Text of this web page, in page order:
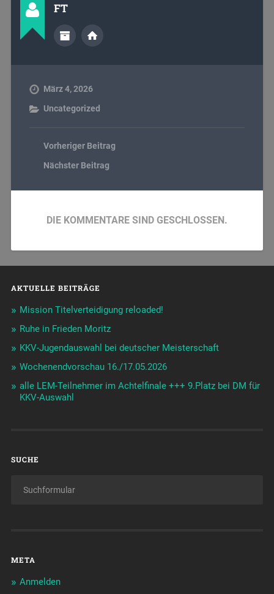
FT
März 4, 2026
Uncategorized
Vorheriger Beitrag
Nächster Beitrag
DIE KOMMENTARE SIND GESCHLOSSEN.
AKTUELLE BEITRÄGE
Mission Titelverteidigung reloaded!
Ruhe in Frieden Moritz
KKV-Jugendauswahl bei deutscher Meisterschaft
Wochenendvorschau 16./17.05.2026
alle LEM-Teilnehmer im Achtelfinale +++ 9.Platz bei DM für
KKV-Auswahl
SUCHE
META
Anmelden